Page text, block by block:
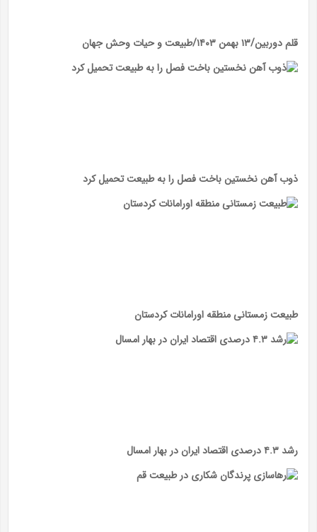
قلم دوربین/۱۳ بهمن ۱۴۰۳/طبیعت و حیات وحش جهان
ذوب آهن نخستین باخت فصل را به طبیعت تحمیل کرد
طبیعت زمستانی منطقه اورامانات کردستان
رشد ۴.۳ درصدی اقتصاد ایران در بهار امسال